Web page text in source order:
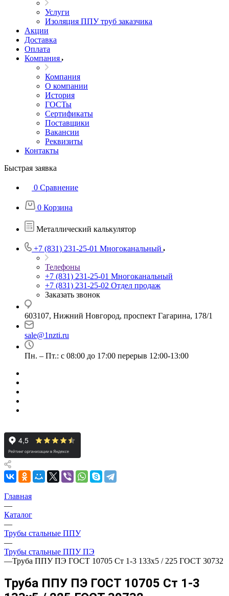
Услуги
Изоляция ППУ труб заказчика
Акции
Доставка
Оплата
Компания
Компания
О компании
История
ГОСТы
Сертификаты
Поставщики
Вакансии
Реквизиты
Контакты
Быстрая заявка
0 Сравнение
0 Корзина
Металлический калькулятор
+7 (831) 231-25-01 Многоканальный
Телефоны
+7 (831) 231-25-01 Многоканальный
+7 (831) 231-25-02 Отдел продаж
Заказать звонок
603107, Нижний Новгород, проспект Гагарина, 178/1
sale@1nzti.ru
Пн. – Пт.: с 08:00 до 17:00 перерыв 12:00-13:00
Главная
—
Каталог
—
Трубы стальные ППУ
—
Трубы стальные ППУ ПЭ
—Труба ППУ ПЭ ГОСТ 10705 Ст 1-3 133x5 / 225 ГОСТ 30732
Труба ППУ ПЭ ГОСТ 10705 Ст 1-3